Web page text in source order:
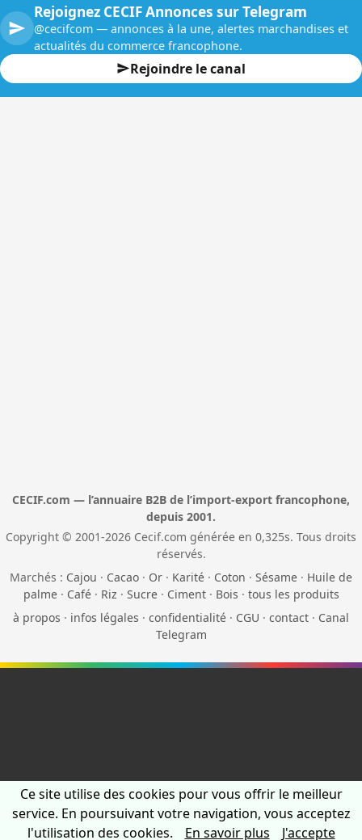
Rejoignez CECIF Annonces sur Telegram
@cecifcom — annonces à la une, alertes marchandises et
actualités du commerce francophone.
Rejoindre le canal
CECIF.com — l’annuaire B2B de l’import-export francophone,
depuis 2001.
Copyright © 2001-2026 Cecif.com générée en 0,325s. Tous droits
réservés.
Marchés : Cajou · Cacao · Or · Karité · Coton · Sésame · Huile de
palme· Café· Riz · Sucre· Ciment· Bois · tous les produits
à propos · infos légales · confidentialité · CGU · contact · Canal
Telegram
Ce site utilise des cookies pour vous offrir le meilleur
service. En poursuivant votre navigation, vous acceptez
l'utilisation des cookies.
En savoir plus J'accepte